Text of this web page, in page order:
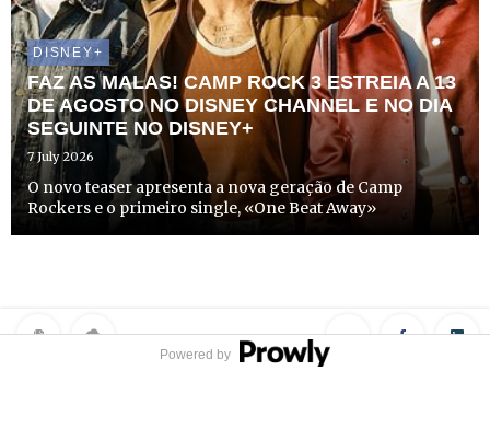
DISNEY+
FAZ AS MALAS! CAMP ROCK 3 ESTREIA A 13
DE AGOSTO NO DISNEY CHANNEL E NO DIA
SEGUINTE NO DISNEY+
7 July 2026
O novo teaser apresenta a nova geração de Camp
Rockers e o primeiro single, «One Beat Away»
Powered by